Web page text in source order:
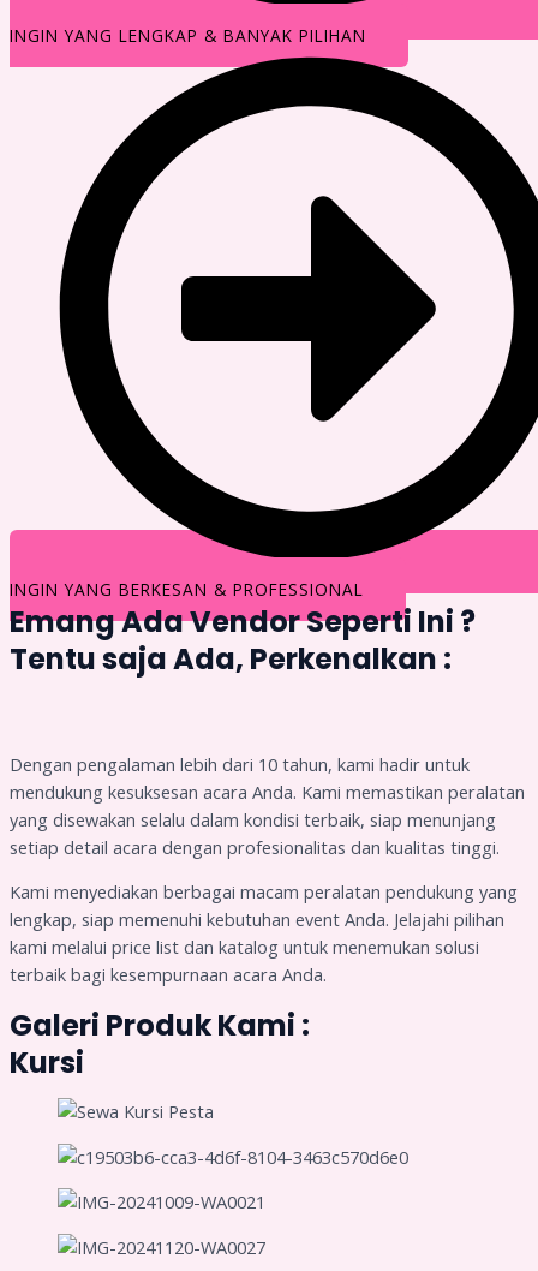
INGIN YANG LENGKAP & BANYAK PILIHAN
INGIN YANG BERKESAN & PROFESSIONAL
Emang Ada Vendor Seperti Ini ?
Tentu saja Ada, Perkenalkan :
Dengan pengalaman lebih dari 10 tahun, kami hadir untuk
mendukung kesuksesan acara Anda. Kami memastikan peralatan
yang disewakan selalu dalam kondisi terbaik, siap menunjang
setiap detail acara dengan profesionalitas dan kualitas tinggi.
Kami menyediakan berbagai macam peralatan pendukung yang
lengkap, siap memenuhi kebutuhan event Anda. Jelajahi pilihan
kami melalui price list dan katalog untuk menemukan solusi
terbaik bagi kesempurnaan acara Anda.
Galeri Produk Kami :
Kursi